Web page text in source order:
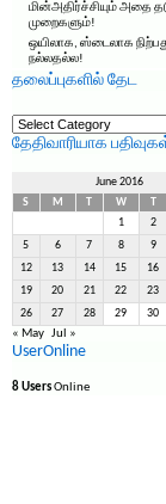
மின்அதிர்ச்சியும் அதை
முறைகளும்!
ஒயிலாக, ஸ்டைலாக
நல்லதல்ல!
தலைப்புகளில் தேட
தலைப்புகளில்
தேட
தேதிவாரியாக
June 2016
S
M W
1
2
5 6 7 8 9
12 13 14 15 16
19 20 21 22 23
26 27 28 29 30
« May Jul »
UserOnline
8 UsersOnline